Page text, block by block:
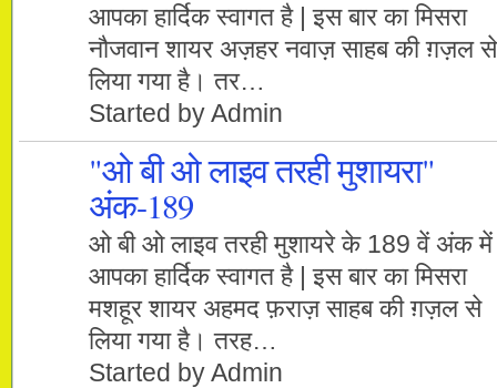
आपका हार्दिक स्वागत है | इस बार का मिसरा
नौजवान शायर अज़हर नवाज़ साहब की ग़ज़ल से
लिया गया है। तर…
Started by Admin
"ओ बी ओ लाइव तरही मुशायरा"
अंक-189
ओ बी ओ लाइव तरही मुशायरे के 189 वें अंक में
आपका हार्दिक स्वागत है | इस बार का मिसरा
मशहूर शायर अहमद फ़राज़ साहब की ग़ज़ल से
लिया गया है। तरह…
Started by Admin